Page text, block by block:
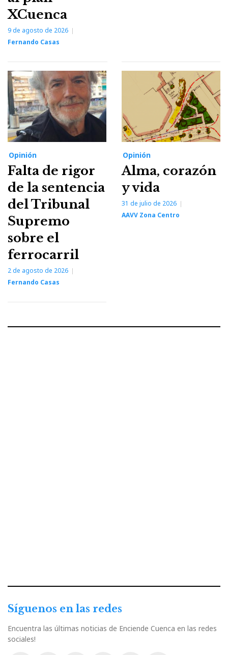
XCuenca
9 de agosto de 2026
Fernando Casas
Opinión
Falta de rigor
de la sentencia
del Tribunal
Supremo
sobre el
ferrocarril
2 de agosto de 2026
Fernando Casas
Opinión
Alma, corazón
y vida
31 de julio de 2026
AAVV Zona Centro
Síguenos en las redes
Encuentra las últimas noticias de Enciende Cuenca en las redes
sociales!